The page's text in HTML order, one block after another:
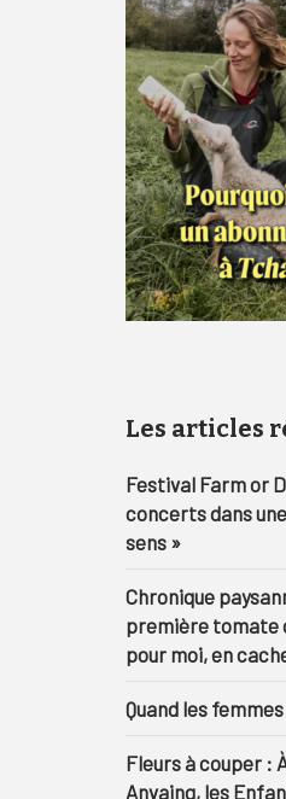
Les articles
Festival Farm or
concerts dans
sens »
Chronique
première tomate
pour moi, en
Quand les
Fleurs à couper :
Anvaing, les